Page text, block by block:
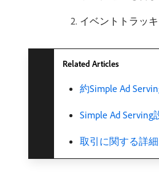
イベントトラッ
Related Articles
約Simple Ad
Simple Ad Serving
取引に関する詳